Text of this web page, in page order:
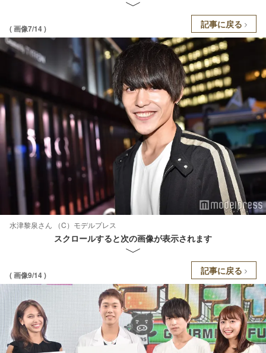
( 画像7/14 ) 記事に戻る
水津黎泉さん （C）モデルプレス
スクロールすると次の画像が表示されます
( 画像9/14 ) 記事に戻る